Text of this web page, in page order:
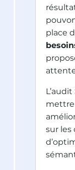
place
mettre
sur les